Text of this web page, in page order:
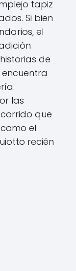
tapiz
Si bien
el
de
las
que
el
recién